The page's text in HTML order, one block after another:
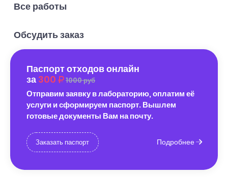
Все работы
Обсудить заказ
Паспорт отходов онлайн
за 300 1000 руб
Отправим заявку в лабораторию, оплатим её
услуги и сформируем паспорт. Вышлем
готовые документы Вам на почту.
Заказать паспорт Подробнее